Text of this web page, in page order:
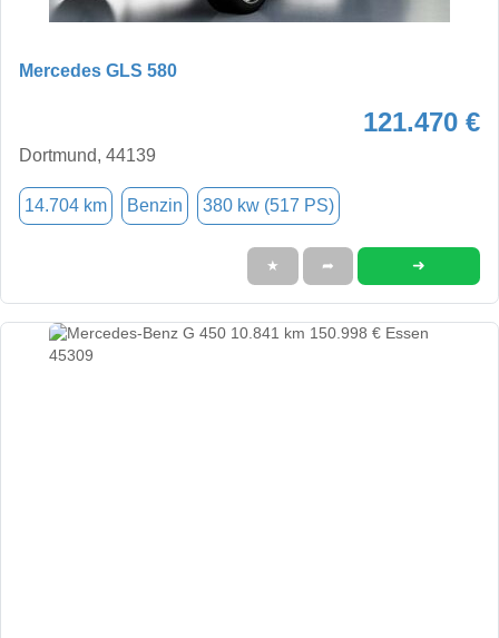
Mercedes GLS 580
121.470 €
Dortmund, 44139
14.704 km Benzin 380 kw (517 PS)
★ ➦ ➜